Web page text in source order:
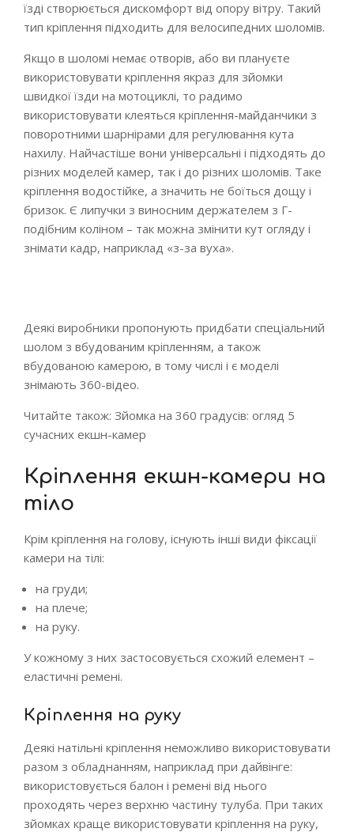
їзді створюється дискомфорт від опору вітру. Такий
тип кріплення підходить для велосипедних шоломів.
Якщо в шоломі немає отворів, або ви плануєте
використовувати кріплення якраз для зйомки
швидкої їзди на мотоциклі, то радимо
використовувати клеяться кріплення-майданчики з
поворотними шарнірами для регулювання кута
нахилу. Найчастіше вони універсальні і підходять до
різних моделей камер, так і до різних шоломів. Таке
кріплення водостійке, а значить не боїться дощу і
бризок. Є липучки з виносним держателем з Г-
подібним коліном – так можна змінити кут огляду і
знімати кадр, наприклад «з-за вуха».
Деякі виробники пропонують придбати спеціальний
шолом з вбудованим кріпленням, а також
вбудованою камерою, в тому числі і є моделі
знімають 360-відео.
Читайте також: Зйомка на 360 градусів: огляд 5
сучасних екшн-камер
Кріплення екшн-камери на
тіло
Крім кріплення на голову, існують інші види фіксації
камери на тілі:
на груди;
на плече;
на руку.
У кожному з них застосовується схожий елемент –
еластичні ремені.
Кріплення на руку
Деякі натільні кріплення неможливо використовувати
разом з обладнанням, наприклад при дайвінге:
використовується балон і ремені від нього
проходять через верхню частину тулуба. При таких
зйомках краще використовувати кріплення на руку,